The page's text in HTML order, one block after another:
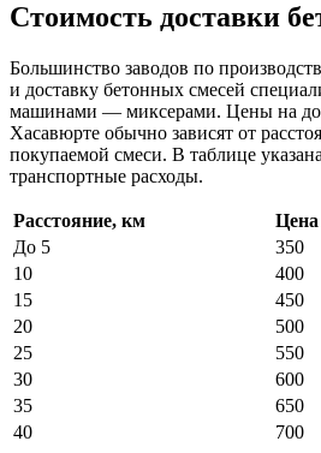
Стоимость доставки
Большинство заводов по
и доставку бетонных смесей
машинами — миксерами. Цены на
Хасавюрте обычно зависят от
покупаемой смеси. В таблице
транспортные расходы.
Расстояние, км
Цена
До 5
350
10
400
15
450
20
500
25
550
30
600
35
650
40
700